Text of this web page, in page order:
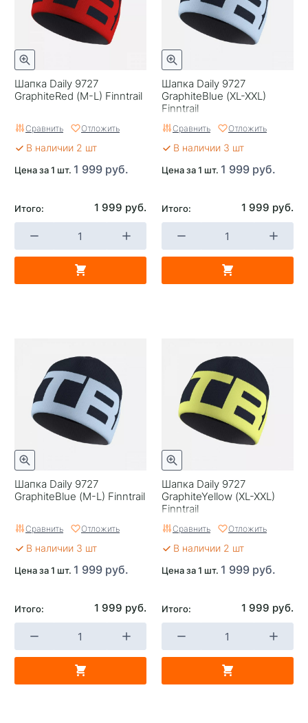
Шапка Daily 9727
GraphiteRed (M-L) Finntrail
Сравнить Отложить
В наличии 2 шт
Цена за 1 шт. 1 999 руб.
Итого: 1 999 руб.
Шапка Daily 9727
GraphiteBlue (XL-XXL)
Finntrail
Сравнить Отложить
В наличии 3 шт
Цена за 1 шт. 1 999 руб.
Итого: 1 999 руб.
Шапка Daily 9727
GraphiteBlue (M-L) Finntrail
Сравнить Отложить
В наличии 3 шт
Цена за 1 шт. 1 999 руб.
Итого: 1 999 руб.
Шапка Daily 9727
GraphiteYellow (XL-XXL)
Finntrail
Сравнить Отложить
В наличии 2 шт
Цена за 1 шт. 1 999 руб.
Итого: 1 999 руб.